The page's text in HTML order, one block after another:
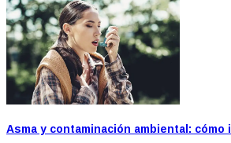
Asma y contaminación ambiental: cómo